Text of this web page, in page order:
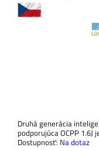
Druhá generácia
podporujúca OCPP 1.6J
Dostupnosť: Na dotaz